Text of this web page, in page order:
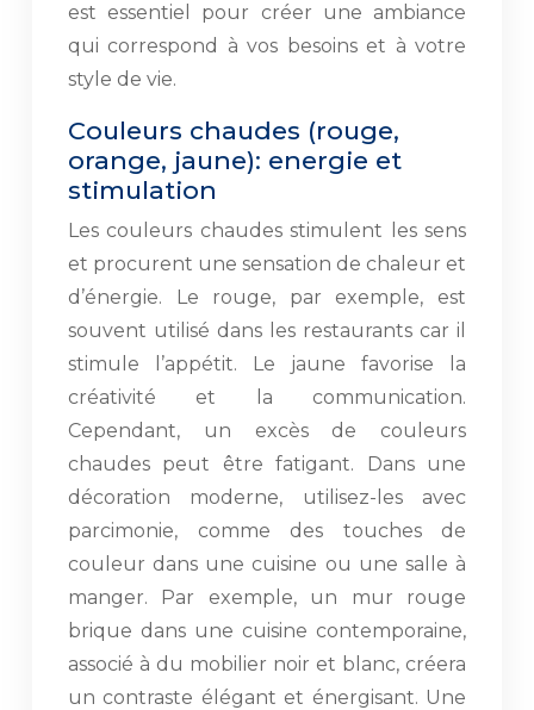
est essentiel pour créer une ambiance
qui correspond à vos besoins et à votre
style de vie.
Couleurs chaudes (rouge,
orange, jaune): energie et
stimulation
Les couleurs chaudes stimulent les sens
et procurent une sensation de chaleur et
d’énergie. Le rouge, par exemple, est
souvent utilisé dans les restaurants car il
stimule l’appétit. Le jaune favorise la
créativité et la communication.
Cependant, un excès de couleurs
chaudes peut être fatigant. Dans une
décoration moderne, utilisez-les avec
parcimonie, comme des touches de
couleur dans une cuisine ou une salle à
manger. Par exemple, un mur rouge
brique dans une cuisine contemporaine,
associé à du mobilier noir et blanc, créera
un contraste élégant et énergisant. Une